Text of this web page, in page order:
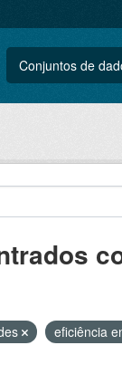
Conjuntos de
eficiência